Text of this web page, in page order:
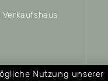
Nutzung unserer